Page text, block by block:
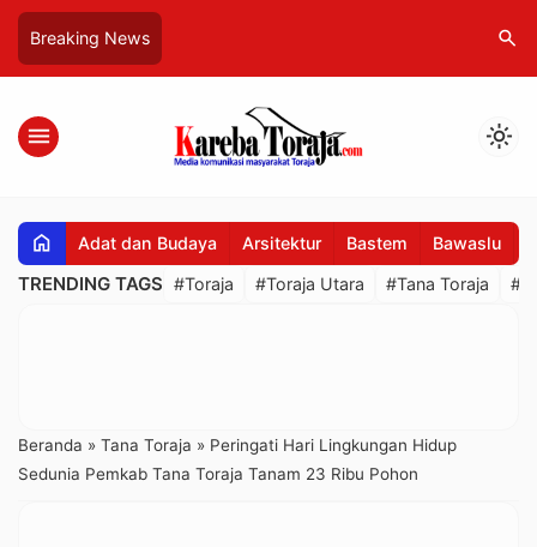
Breaking News search
menu light_mode
home Adat dan Budaya Arsitektur Bastem Bawaslu
TRENDING TAGS #Toraja #Toraja Utara #Tana Toraja
Beranda » Tana Toraja » Peringati Hari Lingkungan Hidup
Sedunia Pemkab Tana Toraja Tanam 23 Ribu Pohon